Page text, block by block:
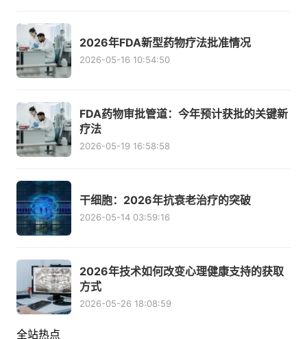
2026年FDA新型药物疗法批准情况
2026-05-16 10:54:50
FDA药物审批管道：今年预计获批的关键新
疗法
2026-05-19 16:58:58
干细胞：2026年抗衰老治疗的突破
2026-05-14 03:59:16
2026年技术如何改变心理健康支持的获取
方式
2026-05-26 18:08:59
全站热点